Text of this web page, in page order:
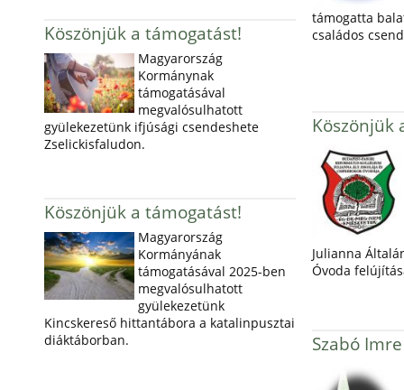
támogatta
családos
Köszönjük a támogatást!
Magyarország
Kormánynak
támogatásával
megvalósulhatott
gyülekezetünk ifjúsági csendeshete
Zselickisfaludon.
Köszönjük
Julianna
Óvoda
Köszönjük a támogatást!
Magyarország
Kormányának
támogatásával 2025-ben
megvalósulhatott
gyülekezetünk
Kincskereső hittantábora a katalinpusztai
diáktáborban.
Szabó